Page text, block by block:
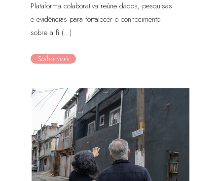
Plataforma colaborativa reúne dados, pesquisas
e evidências para fortalecer o conhecimento
sobre a fi (...)
Saiba mais